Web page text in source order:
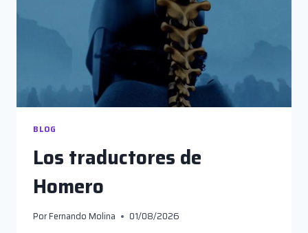
BLOG
Los traductores de
Homero
PorFernando Molina 01/08/2026